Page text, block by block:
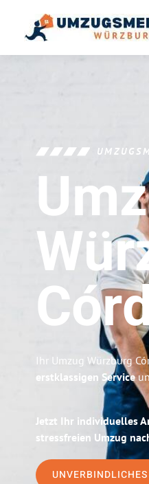
Ihr Umzug Würzburg
erstklassigen Service
Jetzt Ihr individuelles
stressfreien Umzug